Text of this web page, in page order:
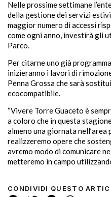
Nelle prossime settimane
della gestione dei servizi
maggior numero di accessi
come ogni anno, investirà gli
Parco.
Per citarne uno già
inizieranno i lavori di
Penna Grossa che sarà
ecocompatibile.
“Vivere Torre Guaceto è
a coloro che in questa
almeno una giornata
realizzeremo opere che
avremo modo di comunicare
metteremo in campo
CONDIVIDI QUESTO